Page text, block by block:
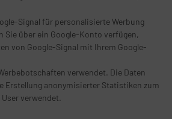
Signal für personalisierte Werbung
Sie über ein Google-Konto verfügen,
von Google-Signal mit Ihrem Google-
verwendet. Die Daten
Erstellung anonymisierter Statistiken zum
verwendet.